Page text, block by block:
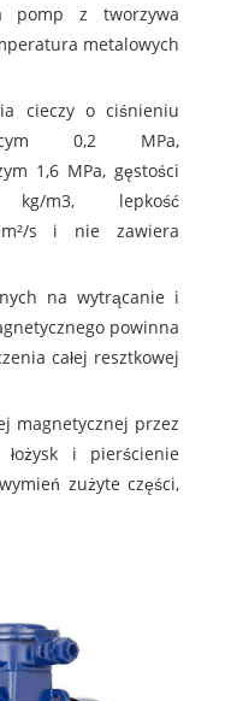
pomp z tworzywa
metalowych
cieczy o ciśnieniu
0,2 MPa,
1,6 MPa, gęstości
kg/m3, lepkość
s i nie zawiera
na wytrącanie i
powinna
całej resztkowej
magnetycznej przez
i pierścienie
zużyte części,